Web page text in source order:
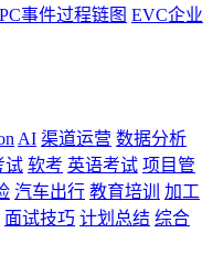
事件过程链图 EVC企业
AI 渠道运营 数据分析
试 软考 英语考试 项目管
汽车出行 教育培训
加工
面试技巧 计划总结 综合